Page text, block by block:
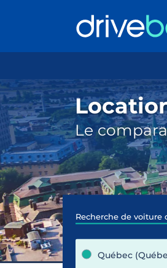
Le
Recherche de voiture
Québec